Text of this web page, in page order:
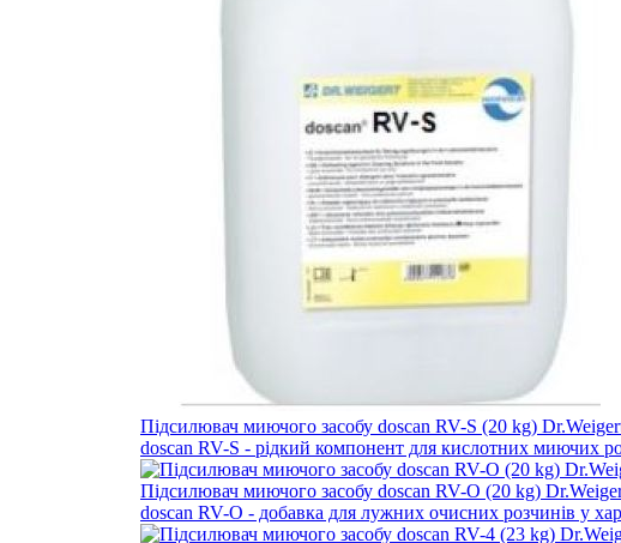
Підсилювач миючого засобу doscan RV-S (20 kg)
doscan RV-S - рідкий компонент для кислотних миючих
Підсилювач миючого засобу doscan RV-O (20 kg)
doscan RV-O - добавка для лужних очисних розчинів у